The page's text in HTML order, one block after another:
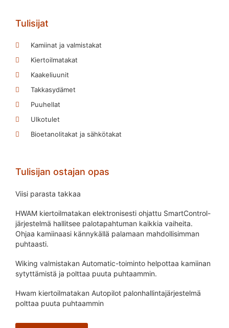
Tulisijat
Kamiinat ja valmistakat
Kiertoilmatakat
Kaakeliuunit
Takkasydämet
Puuhellat
Ulkotulet
Bioetanolitakat ja sähkötakat
Tulisijan ostajan opas
Viisi parasta takkaa
HWAM kiertoilmatakan elektronisesti ohjattu SmartControl-
järjestelmä hallitsee palotapahtuman kaikkia vaiheita.
Ohjaa kamiinaasi kännykällä palamaan mahdollisimman
puhtaasti.
Wiking valmistakan Automatic-toiminto helpottaa kamiinan
sytyttämistä ja polttaa puuta puhtaammin.
Hwam kiertoilmatakan Autopilot palonhallintajärjestelmä
polttaa puuta puhtaammin